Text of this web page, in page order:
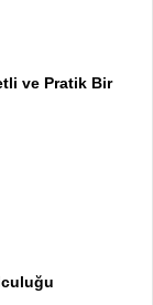
ve Pratik Bir